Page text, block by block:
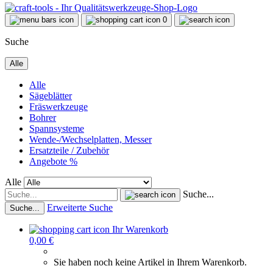
0
Suche
Alle
Alle
Sägeblätter
Fräswerkzeuge
Bohrer
Spannsysteme
Wende-/Wechselplatten, Messer
Ersatzteile / Zubehör
Angebote %
Alle
Suche...
Suche... Erweiterte Suche
Ihr Warenkorb
0,00 €
Sie haben noch keine Artikel in Ihrem Warenkorb.